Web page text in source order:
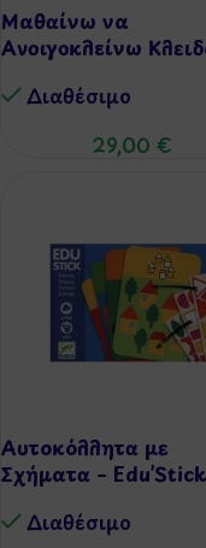
Μαθαίνω να
Ανοιγοκλείνω
Διαθέσιμo
29,00 €
Αυτοκόλλητα με
Σχήματα – Edu’Stick
Διαθέσιμo